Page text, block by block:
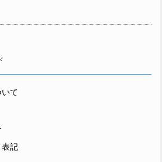
て
表記